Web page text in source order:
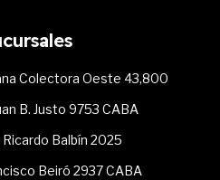
Colectora Oeste 43,800
B. Justo 9753 CABA
Ricardo Balbín 2025
Beiró 2937 CABA